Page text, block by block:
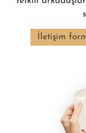
İletişim